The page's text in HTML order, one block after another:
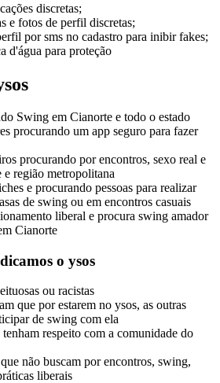
discretas;
e fotos de perfil discretas;
por sms no cadastro para inibir fakes;
d'água para proteção
Swing em Cianorte e todo o estado
procurando um app seguro para fazer
procurando por encontros, sexo real e
região metropolitana
e procurando pessoas para realizar
de swing ou em encontros casuais
liberal e procura swing amador
Cianorte
o ysos
ou racistas
que por estarem no ysos, as outras
de swing com ela
tenham respeito com a comunidade do
não buscam por encontros, swing,
liberais